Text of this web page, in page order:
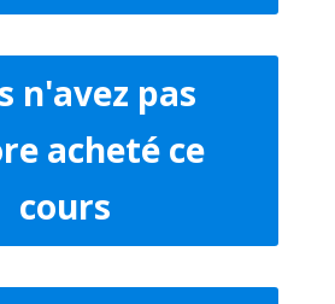
n'avez pas
acheté ce
cours